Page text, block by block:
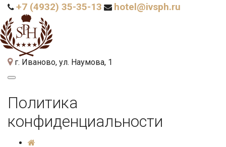
+7 (4932) 35-35-13 hotel@ivsph.ru
г. Иваново, ул. Наумова, 1
Политика
конфиденциальности